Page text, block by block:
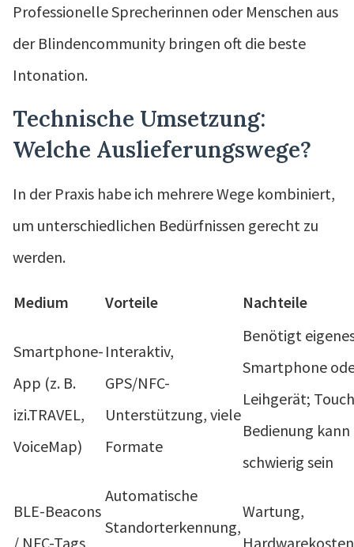
Professionelle Sprecherinnen oder Menschen aus
der Blindencommunity bringen oft die beste
Intonation.
Technische Umsetzung:
Welche Auslieferungswege?
In der Praxis habe ich mehrere Wege kombiniert,
um unterschiedlichen Bedürfnissen gerecht zu
werden.
Medium Vorteile Nachteile
Smartphone-
App (z. B.
izi.TRAVEL,
VoiceMap)
Interaktiv,
GPS/NFC-
Unterstützung, viele
Formate
Benötigt
Smartphone
Leihgerät;
Bedienung kann
schwierig sein
BLE-Beacons
/ NFC-Tags
Automatische
Standorterkennung,
Wartung,
Hardwarekosten